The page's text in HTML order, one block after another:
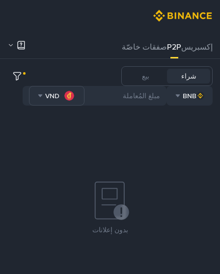
إكسبريسP2Pصفقات خاصّة
شراء بيع
BNB
VND
بدون إعلانات